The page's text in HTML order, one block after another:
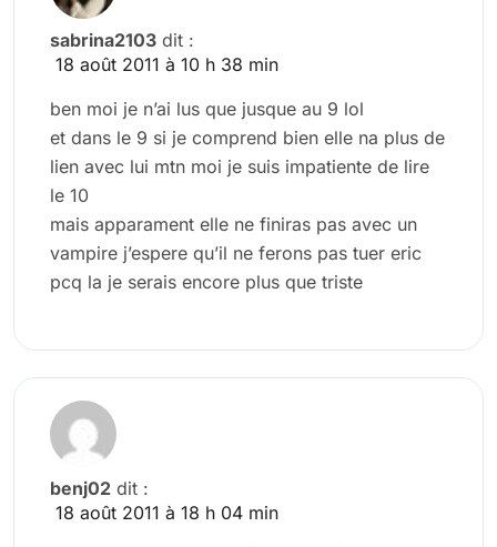
sabrina2103 dit :
18 août 2011 à 10 h 38 min
ben moi je n’ai lus que jusque au 9 lol
et dans le 9 si je comprend bien elle na plus de
lien avec lui mtn moi je suis impatiente de lire
le 10
mais apparament elle ne finiras pas avec un
vampire j’espere qu’il ne ferons pas tuer eric
pcq la je serais encore plus que triste
benj02 dit :
18 août 2011 à 18 h 04 min